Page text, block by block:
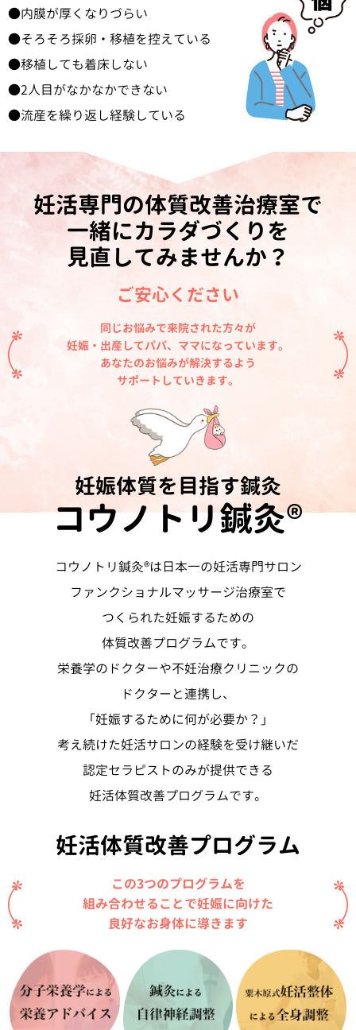
内膜が厚くなりづらい
そろそろ採卵・移植を控えている
移植しても着床しない
2人目がなかなかできない
流産を繰り返し経験している
妊活専門の体質改善治療室で
一緒にカラダづくりを
見直してみませんか？
ご安心ください
同じお悩みで来院された方々が
妊娠・出産してパパ、ママになっています。
あなたのお悩みが解決するよう
サポートしていきます。
妊娠体質を目指す鍼灸
コウノトリ鍼灸®
コウノトリ鍼灸®は日本一の妊活専門サロン
ファンクショナルマッサージ治療室で
つくられた妊娠するための
体質改善プログラムです。
栄養学のドクターや不妊治療クリニックの
ドクターと連携し、
「妊娠するために何が必要か？」
考え続けた妊活サロンの経験を受け継いだ
認定セラピストのみが提供できる
妊活体質改善プログラムです。
妊活体質改善プログラム
この3つのプログラムを
組み合わせることで妊娠に向けた
良好なお身体に導きます